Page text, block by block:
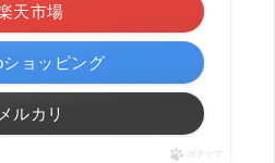
天市場
ショッピング
メルカリ
ポチップ